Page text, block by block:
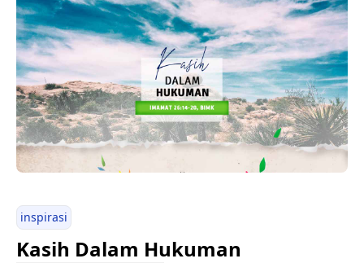
inspirasi
Kasih Dalam Hukuman